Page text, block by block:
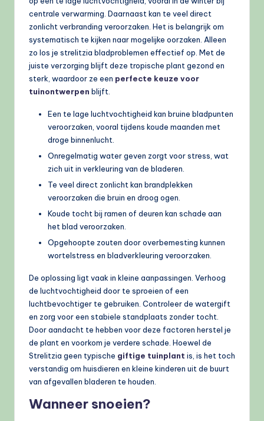
centrale verwarming. Daarnaast kan te veel direct
zonlicht verbranding veroorzaken. Het is belangrijk om
systematisch te kijken naar mogelijke oorzaken. Alleen
zo los je strelitzia bladproblemen effectief op. Met de
juiste verzorging blijft deze tropische plant gezond en
sterk, waardoor ze een perfecte keuze voor
tuinontwerpen blijft.
Een te lage luchtvochtigheid kan bruine bladpunten
veroorzaken, vooral tijdens koude maanden met
droge binnenlucht.
Onregelmatig water geven zorgt voor stress, wat
zich uit in verkleuring van de bladeren.
Te veel direct zonlicht kan brandplekken
veroorzaken die bruin en droog ogen.
Koude tocht bij ramen of deuren kan schade aan
het blad veroorzaken.
Opgehoopte zouten door overbemesting kunnen
wortelstress en bladverkleuring veroorzaken.
De oplossing ligt vaak in kleine aanpassingen. Verhoog
de luchtvochtigheid door te sproeien of een
luchtbevochtiger te gebruiken. Controleer de watergift
en zorg voor een stabiele standplaats zonder tocht.
Door aandacht te hebben voor deze factoren herstel je
de plant en voorkom je verdere schade. Hoewel de
Strelitzia geen typische giftige tuinplant is, is het toch
verstandig om huisdieren en kleine kinderen uit de buurt
van afgevallen bladeren te houden.
Wanneer snoeien?